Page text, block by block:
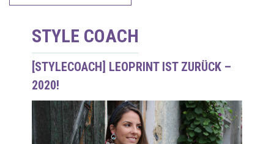
STYLE COACH
[STYLECOACH] LEOPRINT IST ZURÜCK –
2020!